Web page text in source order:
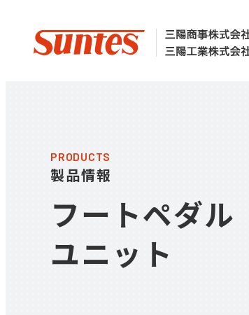
PRODUCTS
製品情報
フートペダル
ユニット